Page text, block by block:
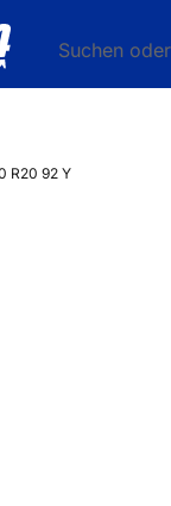
Suchen
R20 92 Y